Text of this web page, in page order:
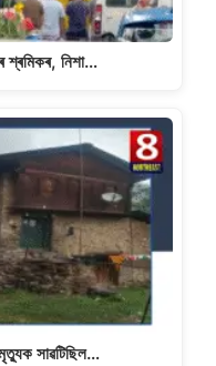
শ্ৰমিকৰ, নিশা…
মৃত্যুক সাৱটিছিল…